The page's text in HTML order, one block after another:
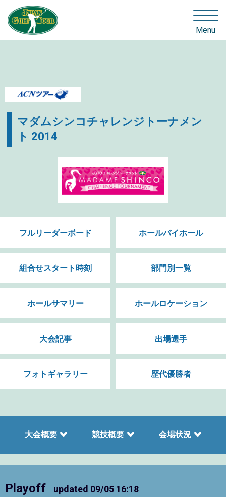
Menu
マダムシンコチャレンジトーナメン
ト 2014
フルリーダーボード ホールバイホール
組合せスタート時刻 部門別一覧
ホールサマリー ホールロケーション
大会記事 出場選手
フォトギャラリー 歴代優勝者
大会概要 競技概要 会場状況
Playoff updated 09/05 16:18